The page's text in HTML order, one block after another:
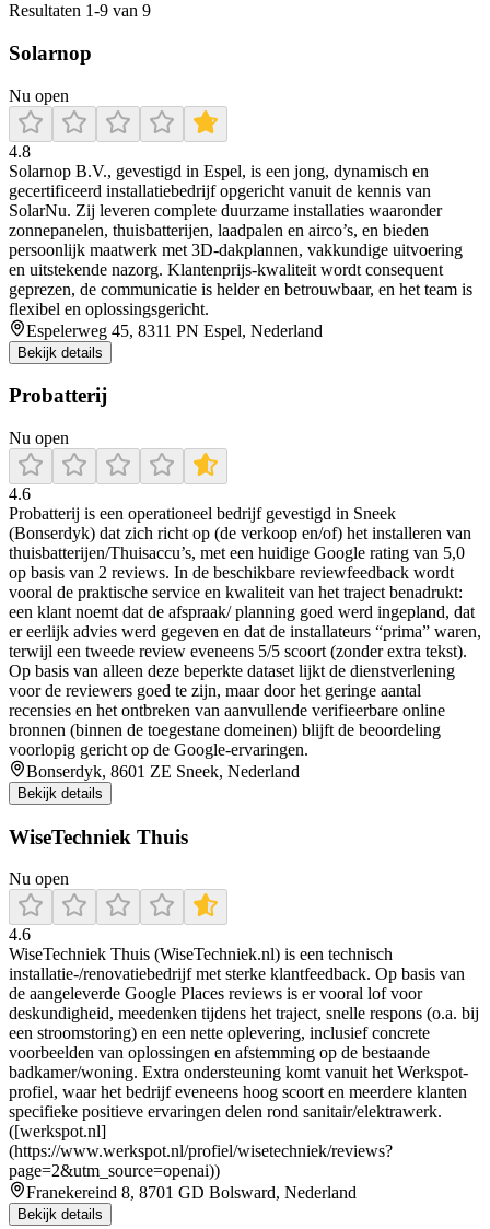
Resultaten 1-9 van 9
Solarnop
Nu open
4.8
Solarnop B.V., gevestigd in Espel, is een jong, dynamisch en
gecertificeerd installatiebedrijf opgericht vanuit de kennis van
SolarNu. Zij leveren complete duurzame installaties waaronder
zonnepanelen, thuisbatterijen, laadpalen en airco’s, en bieden
persoonlijk maatwerk met 3D-dakplannen, vakkundige uitvoering
en uitstekende nazorg. Klantenprijs-kwaliteit wordt consequent
geprezen, de communicatie is helder en betrouwbaar, en het team is
flexibel en oplossingsgericht.
Espelerweg 45, 8311 PN Espel, Nederland
Bekijk details
Probatterij
Nu open
4.6
Probatterij is een operationeel bedrijf gevestigd in Sneek
(Bonserdyk) dat zich richt op (de verkoop en/of) het installeren van
thuisbatterijen/Thuisaccu’s, met een huidige Google rating van 5,0
op basis van 2 reviews. In de beschikbare reviewfeedback wordt
vooral de praktische service en kwaliteit van het traject benadrukt:
een klant noemt dat de afspraak/ planning goed werd ingepland, dat
er eerlijk advies werd gegeven en dat de installateurs “prima” waren,
terwijl een tweede review eveneens 5/5 scoort (zonder extra tekst).
Op basis van alleen deze beperkte dataset lijkt de dienstverlening
voor de reviewers goed te zijn, maar door het geringe aantal
recensies en het ontbreken van aanvullende verifieerbare online
bronnen (binnen de toegestane domeinen) blijft de beoordeling
voorlopig gericht op de Google-ervaringen.
Bonserdyk, 8601 ZE Sneek, Nederland
Bekijk details
WiseTechniek Thuis
Nu open
4.6
WiseTechniek Thuis (WiseTechniek.nl) is een technisch
installatie-/renovatiebedrijf met sterke klantfeedback. Op basis van
de aangeleverde Google Places reviews is er vooral lof voor
deskundigheid, meedenken tijdens het traject, snelle respons (o.a. bij
een stroomstoring) en een nette oplevering, inclusief concrete
voorbeelden van oplossingen en afstemming op de bestaande
badkamer/woning. Extra ondersteuning komt vanuit het Werkspot-
profiel, waar het bedrijf eveneens hoog scoort en meerdere klanten
specifieke positieve ervaringen delen rond sanitair/elektrawerk.
([werkspot.nl]
(https://www.werkspot.nl/profiel/wisetechniek/reviews?
page=2&utm_source=openai))
Franekereind 8, 8701 GD Bolsward, Nederland
Bekijk details